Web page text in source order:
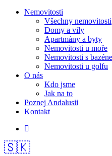
Nemovitosti
Všechny nemovitosti
Domy a vily
Apartmány a byty
Nemovitosti u moře
Nemovitosti s
Nemovitosti u golfu
O nás
Kdo jsme
Jak na to
Poznej Andalusii
Kontakt
🇸🇰